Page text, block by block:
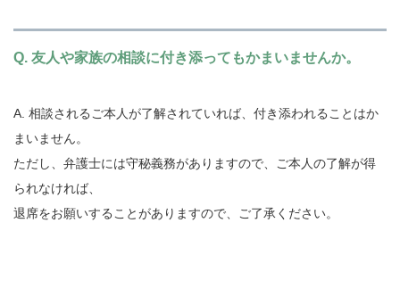
Q. 友人や家族の相談に付き添ってもかまいませんか。
A. 相談されるご本人が了解されていれば、付き添われることはか
まいません。
ただし、弁護士には守秘義務がありますので、ご本人の了解が得
られなければ、
退席をお願いすることがありますので、ご了承ください。